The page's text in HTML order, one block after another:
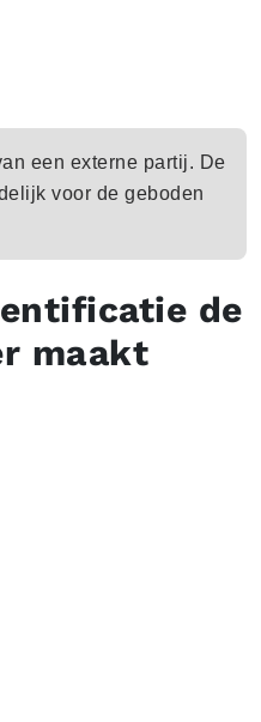
een externe partij. De
voor de geboden
de
maakt